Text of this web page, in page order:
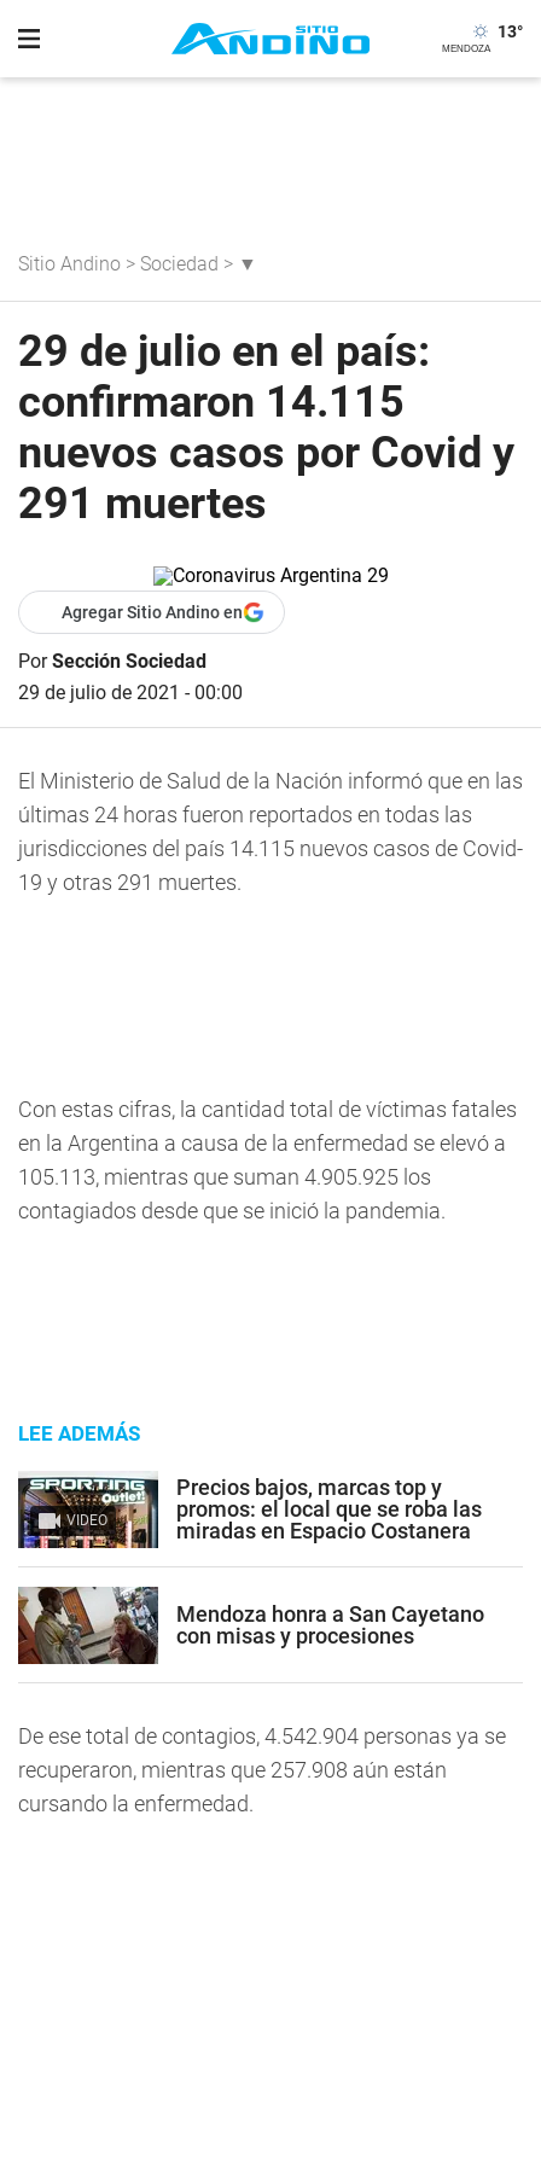
13°
Sitio Andino > Sociedad > ▼
29 de julio en el país:
confirmaron 14.115
nuevos casos por Covid y
291 muertes
Agregar Sitio Andino en
PorSección Sociedad
29 de julio de 2021 - 00:00
El Ministerio de Salud de la Nación informó que en las
últimas 24 horas fueron reportados en todas las
jurisdicciones del país 14.115 nuevos casos de Covid-
19 y otras 291 muertes.
Con estas cifras, la cantidad total de víctimas fatales
en la Argentina a causa de la enfermedad se elevó a
105.113, mientras que suman 4.905.925 los
contagiados desde que se inició la pandemia.
LEE ADEMÁS
VIDEO
Precios bajos, marcas top y
promos: el local que se roba las
miradas en Espacio Costanera
Mendoza honra a San Cayetano
con misas y procesiones
De ese total de contagios, 4.542.904 personas ya se
recuperaron, mientras que 257.908 aún están
cursando la enfermedad.